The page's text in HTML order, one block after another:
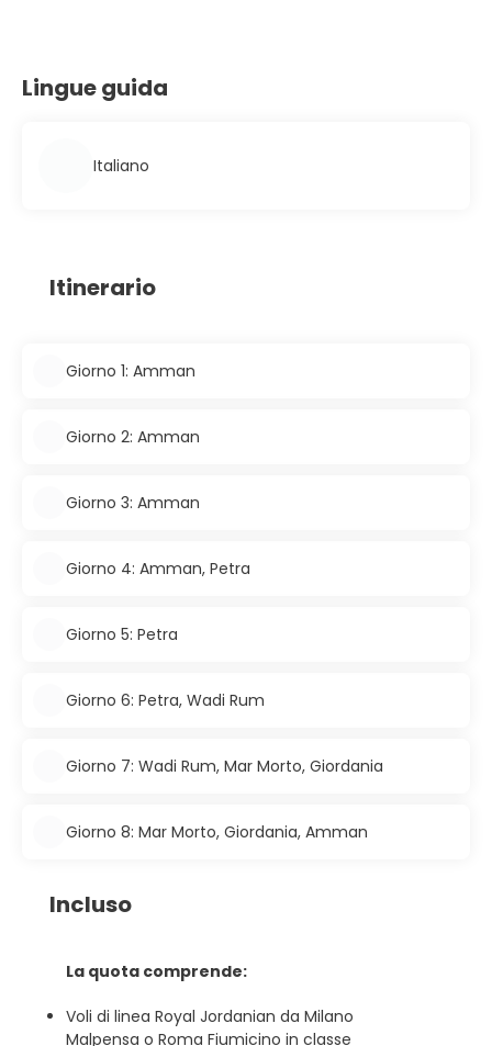
Lingue guida
Italiano
Itinerario
Giorno 1: Amman
Giorno 2: Amman
Giorno 3: Amman
Giorno 4: Amman, Petra
Giorno 5: Petra
Giorno 6: Petra, Wadi Rum
Giorno 7: Wadi Rum, Mar Morto, Giordania
Giorno 8: Mar Morto, Giordania, Amman
Incluso
La quota comprende:
Voli di linea Royal Jordanian da Milano
Malpensa o Roma Fiumicino in classe